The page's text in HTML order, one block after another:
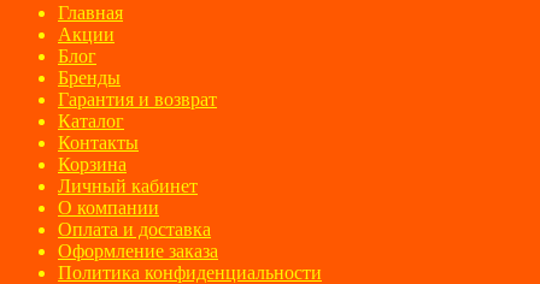
Главная
Акции
Блог
Бренды
Гарантия и возврат
Каталог
Контакты
Корзина
Личный кабинет
О компании
Оплата и доставка
Оформление заказа
Политика конфиденциальности